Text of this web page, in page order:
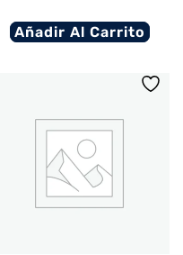
Añadir Al Carrito